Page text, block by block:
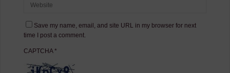
Save my name, email, and site URL in my browser for next
time I post a comment.
CAPTCHA*